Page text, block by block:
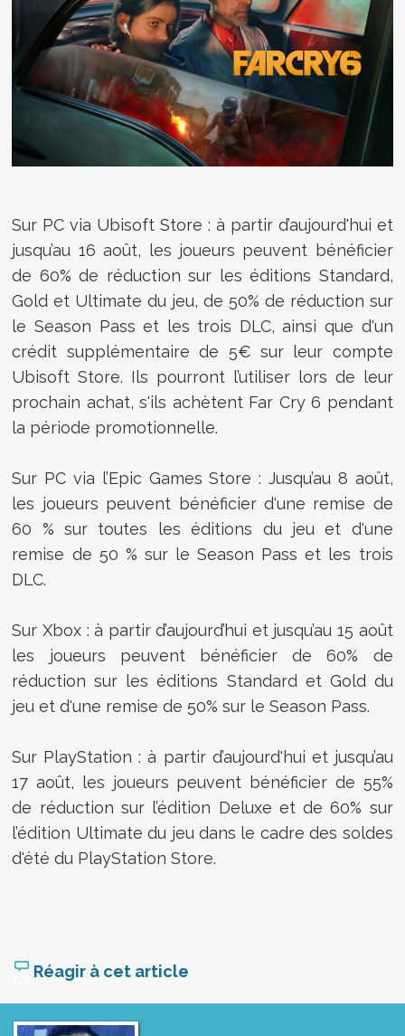
Sur PC via Ubisoft Store : à partir d’aujourd'hui et
jusqu’au 16 août, les joueurs peuvent bénéficier
de 60% de réduction sur les éditions Standard,
Gold et Ultimate du jeu, de 50% de réduction sur
le Season Pass et les trois DLC, ainsi que d'un
crédit supplémentaire de 5€ sur leur compte
Ubisoft Store. Ils pourront l’utiliser lors de leur
prochain achat, s'ils achètent Far Cry 6 pendant
la période promotionnelle.
Sur PC via l’Epic Games Store : Jusqu’au 8 août,
les joueurs peuvent bénéficier d'une remise de
60 % sur toutes les éditions du jeu et d'une
remise de 50 % sur le Season Pass et les trois
DLC.
Sur Xbox : à partir d’aujourd’hui et jusqu’au 15 août
les joueurs peuvent bénéficier de 60% de
réduction sur les éditions Standard et Gold du
jeu et d'une remise de 50% sur le Season Pass.
Sur PlayStation : à partir d’aujourd'hui et jusqu’au
17 août, les joueurs peuvent bénéficier de 55%
de réduction sur l’édition Deluxe et de 60% sur
l’édition Ultimate du jeu dans le cadre des soldes
d'été du PlayStation Store.
Réagir à cet article